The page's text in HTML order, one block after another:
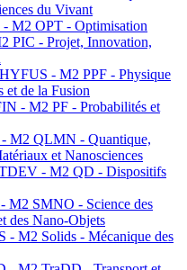
du Vivant
M2 OPT - Optimisation
PIC - Projet, Innovation,
- M2 PPF - Physique
et de la Fusion
- M2 PF - Probabilités et
M2 QLMN - Quantique,
et Nanosciences
- M2 QD - Dispositifs
M2 SMNO - Science des
des Nano-Objets
- M2 Solids - Mécanique des